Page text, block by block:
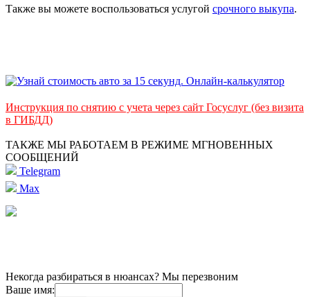
Также вы можете воспользоваться услугой срочного выкупа.
Инструкция по снятию с учета через сайт Госуслуг (без визита
в ГИБДД)
ТАКЖЕ МЫ РАБОТАЕМ В РЕЖИМЕ МГНОВЕННЫХ
СООБЩЕНИЙ
Telegram
Max
Некогда разбираться в нюансах? Мы перезвоним
Ваше имя: